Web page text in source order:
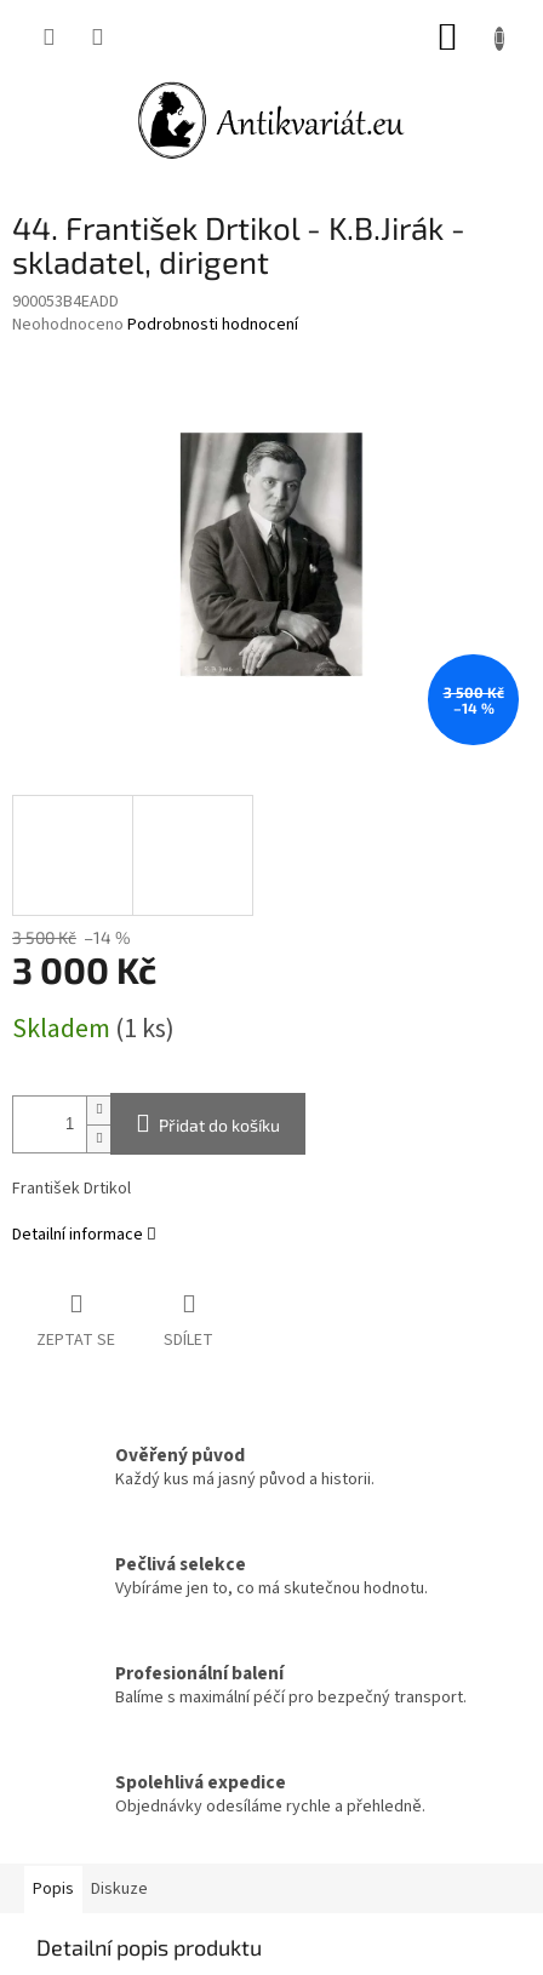
44. František Drtikol - K.B.Jirák -
skladatel, dirigent
900053B4EADD
Průměrné
Neohodnoceno Podrobnosti hodnocení
3 500 Kč
–14 %
3 500 Kč –14 %
3 000 Kč
cena:
Skladem (1 ks)
Přidat do košíku
František Drtikol
Detailní informace
ZEPTAT SE SDÍLET
Ověřený původ
Každý kus má jasný původ a historii.
Pečlivá selekce
Vybíráme jen to, co má skutečnou hodnotu.
Profesionální balení
Balíme s maximální péčí pro bezpečný transport.
Spolehlivá expedice
Objednávky odesíláme rychle a přehledně.
Popis Diskuze
Detailní popis produktu